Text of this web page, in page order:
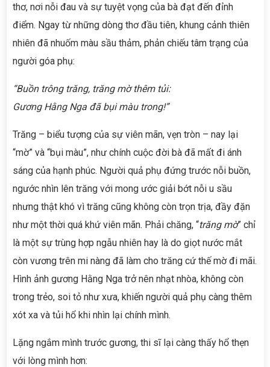
thơ, nơi nỗi đau và sự tuyệt vọng của bà đạt đến đỉnh
điểm. Ngay từ những dòng thơ đầu tiên, khung cảnh thiên
nhiên đã nhuốm màu sầu thảm, phản chiếu tâm trạng của
người góa phụ:
“Buồn trông trăng, trăng mờ thêm tủi:
Gương Hằng Nga đã bụi màu trong!”
Trăng – biểu tượng của sự viên mãn, vẹn tròn – nay lại
“mờ” và “bụi màu”, như chính cuộc đời bà đã mất đi ánh
sáng của hạnh phúc. Người quả phụ đứng trước nỗi buồn,
ngước nhìn lên trăng với mong ước giải bớt nỗi u sầu
nhưng thật khó vì trăng cũng không còn trọn trịa, đầy đặn
như một thời quá khứ viên mãn. Phải chăng, “trăng mờ” chỉ
là một sự trùng hợp ngẫu nhiên hay là do giọt nước mắt
còn vương trên mi nàng đã làm cho trăng cứ thế mờ đi mãi.
Hình ảnh gương Hằng Nga trở nên nhạt nhòa, không còn
trong trẻo, soi tỏ như xưa, khiến người quả phụ càng thêm
xót xa và tủi hổ khi nhìn lại chính mình.
Lặng ngắm mình trước gương, thi sĩ lại càng thấy hổ thẹn
với lòng mình hơn: